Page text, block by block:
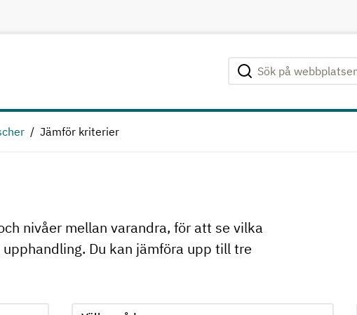
Sök på webbplatsen
Genomför sökning
Jämför kriterier
nivåer mellan varandra, för att se vilka
Du kan jämföra upp till tre
när ett alternativ har valts
Jämför kriterie 2, formuläret skickas in automatiskt när
Välj område för kriterie 2